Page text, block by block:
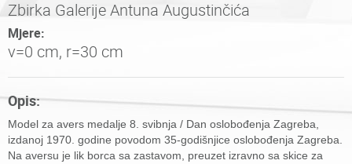
Zbirka Galerije Antuna Augustinčića
Mjere:
v=0 cm, r=30 cm
Opis:
Model za avers medalje 8. svibnja / Dan oslobođenja Zagreba,
izdanoj 1970. godine povodom 35-godišnjice oslobođenja Zagreba.
Na aversu je lik borca sa zastavom, preuzet izravno sa skice za